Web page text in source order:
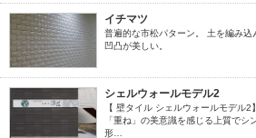
イチマツ
普遍的な市松パターン。 土を編み込
凹凸が美しい。
シェルウォールモデル2
【 壁タイル シェルウォールモデル2
「重ね」の美意識を感じる上質でシ
形…